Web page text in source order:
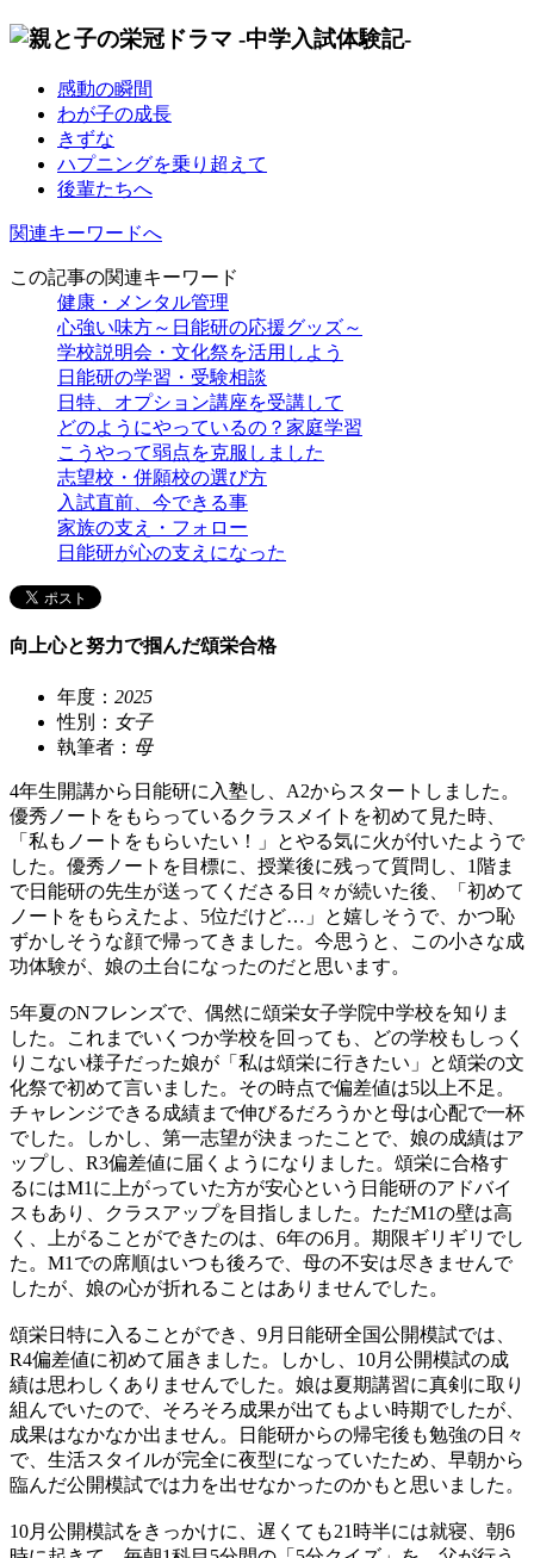
感動の瞬間
わが子の成長
きずな
ハプニングを乗り超えて
後輩たちへ
関連キーワードへ
この記事の関連キーワード
健康・メンタル管理
心強い味方～日能研の応援グッズ～
学校説明会・文化祭を活用しよう
日能研の学習・受験相談
日特、オプション講座を受講して
どのようにやっているの？家庭学習
こうやって弱点を克服しました
志望校・併願校の選び方
入試直前、今できる事
家族の支え・フォロー
日能研が心の支えになった
向上心と努力で掴んだ頌栄合格
年度： 2025
性別： 女子
執筆者： 母
4年生開講から日能研に入塾し、A2からスタートしました。
優秀ノートをもらっているクラスメイトを初めて見た時、
「私もノートをもらいたい！」とやる気に火が付いたようで
した。優秀ノートを目標に、授業後に残って質問し、1階ま
で日能研の先生が送ってくださる日々が続いた後、「初めて
ノートをもらえたよ、5位だけど…」と嬉しそうで、かつ恥
ずかしそうな顔で帰ってきました。今思うと、この小さな成
功体験が、娘の土台になったのだと思います。
5年夏のNフレンズで、偶然に頌栄女子学院中学校を知りま
した。これまでいくつか学校を回っても、どの学校もしっく
りこない様子だった娘が「私は頌栄に行きたい」と頌栄の文
化祭で初めて言いました。その時点で偏差値は5以上不足。
チャレンジできる成績まで伸びるだろうかと母は心配で一杯
でした。しかし、第一志望が決まったことで、娘の成績はア
ップし、R3偏差値に届くようになりました。頌栄に合格す
るにはM1に上がっていた方が安心という日能研のアドバイ
スもあり、クラスアップを目指しました。ただM1の壁は高
く、上がることができたのは、6年の6月。期限ギリギリでし
た。M1での席順はいつも後ろで、母の不安は尽きませんで
したが、娘の心が折れることはありませんでした。
頌栄日特に入ることができ、9月日能研全国公開模試では、
R4偏差値に初めて届きました。しかし、10月公開模試の成
績は思わしくありませんでした。娘は夏期講習に真剣に取り
組んでいたので、そろそろ成果が出てもよい時期でしたが、
成果はなかなか出ません。日能研からの帰宅後も勉強の日々
で、生活スタイルが完全に夜型になっていたため、早朝から
臨んだ公開模試では力を出せなかったのかもと思いました。
10月公開模試をきっかけに、遅くても21時半には就寝、朝6